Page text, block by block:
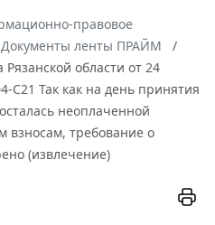
правовое
Документы ленты ПРАЙМ
области от 24
С21 Так как на день принятия
неоплаченной
взносам, требование о
(извлечение)